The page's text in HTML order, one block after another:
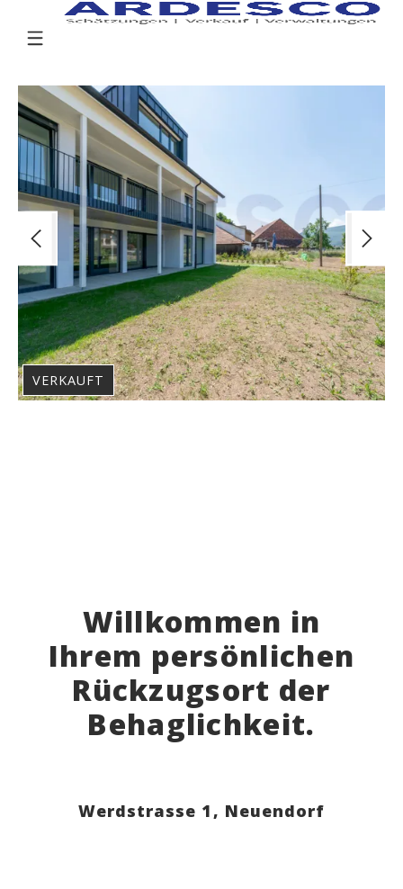
VERKAUFT
Willkommen in
Ihrem persönlichen
Rückzugsort der
Behaglichkeit.
Werdstrasse 1, Neuendorf